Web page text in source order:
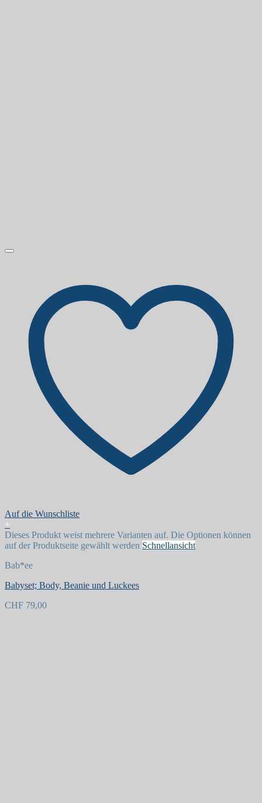
Auf die Wunschliste
+
Dieses Produkt weist mehrere Varianten auf. Die Optionen können
auf der Produktseite gewählt werden Schnellansicht
Bab*ee
Babyset; Body, Beanie und Luckees
CHF 79,00